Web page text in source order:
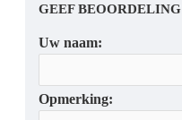
GEEF BEOORDELING
Uw naam:
Opmerking: